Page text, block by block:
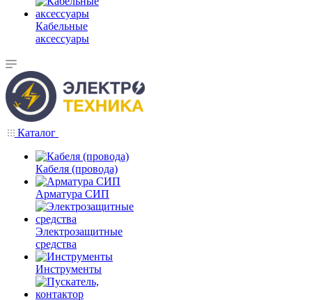
Кабельные
аксессуары
Каталог
Кабеля (провода)
Арматура СИП
Электрозащитные
средства
Инструменты